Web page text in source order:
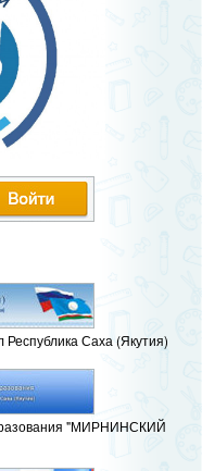
Саха (Якутия)
"МИРНИНСКИЙ